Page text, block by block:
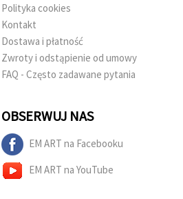
Polityka cookies
Kontakt
Dostawa i płatność
Zwroty i odstąpienie od umowy
FAQ - Często zadawane pytania
OBSERWUJ NAS
EM ART na Facebooku
EM ART na YouTube